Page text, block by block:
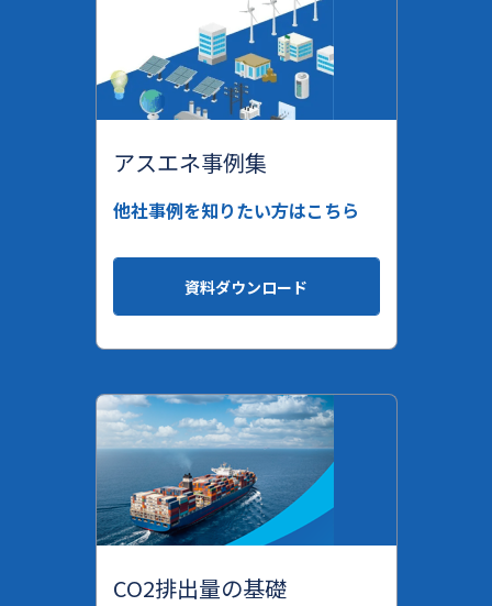
アスエネ事例集
他社事例を知りたい方はこちら
資料ダウンロード
CO2排出量の基礎